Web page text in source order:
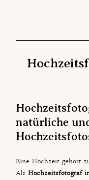
natürliche
Eine Hochzeit gehört
Als Hochzeitsfotograf
Blog
Über mich